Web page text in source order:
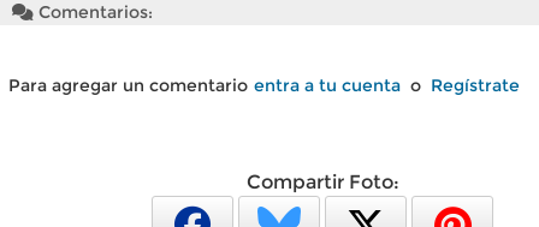
Comentarios:
Para agregar un comentario entra a tu cuenta o Regístrate
Compartir Foto: